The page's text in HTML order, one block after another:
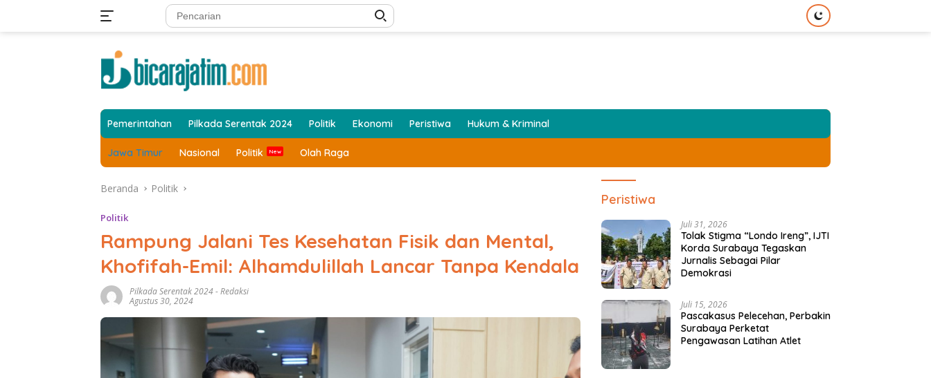
Pemerintahan Pilkada Serentak 2024 Politik Ekonomi Peristiwa Hukum & Kriminal
Jawa Timur Nasional Politik Olah Raga
Beranda Politik
Politik
Rampung Jalani Tes Kesehatan Fisik dan Mental,
Khofifah-Emil: Alhamdulillah Lancar Tanpa Kendala
Pilkada Serentak 2024-Redaksi
Agustus 30, 2024
Peristiwa
Juli 31, 2026
Tolak Stigma “Londo Ireng”, IJTI
Korda Surabaya Tegaskan
Jurnalis Sebagai Pilar
Demokrasi
Juli 15, 2026
Pascakasus Pelecehan, Perbakin
Surabaya Perketat
Pengawasan Latihan Atlet